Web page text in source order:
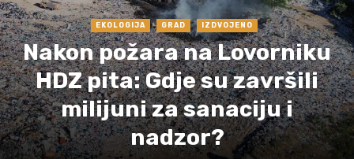
EKOLOGIJA GRAD IZDVOJENO
Nakon požara na Lovorniku
HDZ pita: Gdje su završili
milijuni za sanaciju i
nadzor?